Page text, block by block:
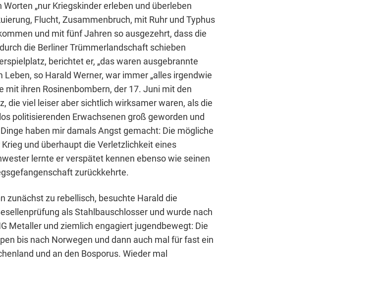
„nur Kriegskinder erleben und überleben
Flucht, Zusammenbruch, mit Ruhr und Typhus
und mit fünf Jahren so ausgezehrt, dass die
die Berliner Trümmerlandschaft schieben
berichtet er, „das waren ausgebrannte
Leben, so Harald Werner, war immer „alles irgendwie
mit ihren Rosinenbombern, der 17. Juni mit den
die viel leiser aber sichtlich wirksamer waren, als die
politisierenden Erwachsenen groß geworden und
haben mir damals Angst gemacht: Die mögliche
und überhaupt die Verletzlichkeit eines
lernte er verspätet kennen ebenso wie seinen
zurückkehrte.
zunächst zu rebellisch, besuchte Harald die
als Stahlbauschlosser und wurde nach
Metaller und ziemlich engagiert jugendbewegt: Die
bis nach Norwegen und dann auch mal für fast ein
und an den Bosporus. Wieder mal